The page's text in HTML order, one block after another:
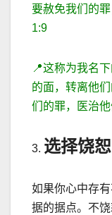
要赦免我们的
1:9
📍这称为我名
的面，转离他
们的罪，医治
3. 选择饶恕
如果你心中存
据的据点。不